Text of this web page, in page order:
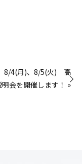
8/4(月)、8/5(火) 高
会を開催します！ »